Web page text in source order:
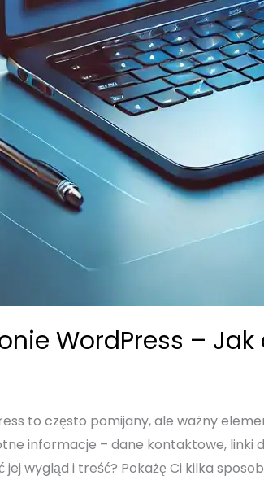
WordPress –
to często pomijany, ale ważny
informacje – dane kontaktowe, linki
wygląd i treść? Pokażę Ci kilka